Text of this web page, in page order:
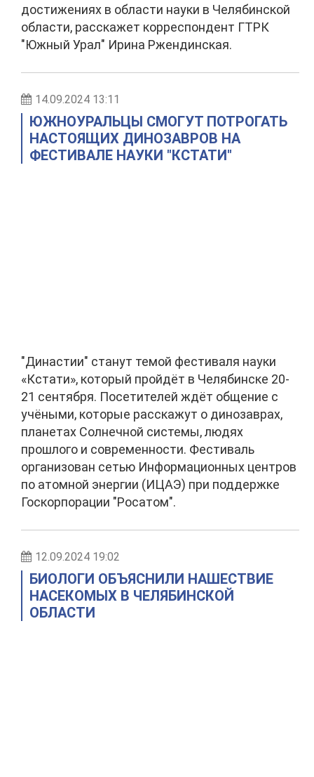
достижениях в области науки в Челябинской
области, расскажет корреспондент ГТРК
"Южный Урал" Ирина Ржендинская.
14.09.2024 13:11
ЮЖНОУРАЛЬЦЫ СМОГУТ ПОТРОГАТЬ
НАСТОЯЩИХ ДИНОЗАВРОВ НА
ФЕСТИВАЛЕ НАУКИ "КСТАТИ"
"Династии" станут темой фестиваля науки
«Кстати», который пройдёт в Челябинске 20-
21 сентября. Посетителей ждёт общение с
учёными, которые расскажут о динозаврах,
планетах Солнечной системы, людях
прошлого и современности. Фестиваль
организован сетью Информационных центров
по атомной энергии (ИЦАЭ) при поддержке
Госкорпорации "Росатом".
12.09.2024 19:02
БИОЛОГИ ОБЪЯСНИЛИ НАШЕСТВИЕ
НАСЕКОМЫХ В ЧЕЛЯБИНСКОЙ
ОБЛАСТИ